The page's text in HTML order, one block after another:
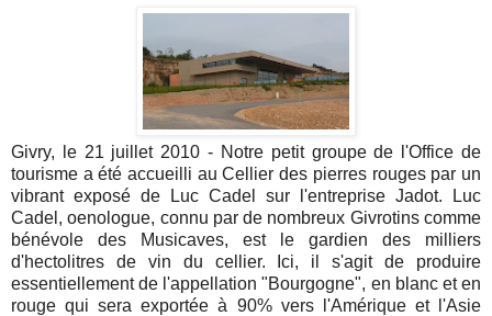
Givry, le 21 juillet 2010 - Notre petit groupe de l'Office de
tourisme a été accueilli au Cellier des pierres rouges par un
vibrant exposé de Luc Cadel sur l'entreprise Jadot. Luc
Cadel, oenologue, connu par de nombreux Givrotins comme
bénévole des Musicaves, est le gardien des milliers
d'hectolitres de vin du cellier. Ici, il s'agit de produire
essentiellement de l'appellation "Bourgogne", en blanc et en
rouge qui sera exportée à 90% vers l'Amérique et l'Asie